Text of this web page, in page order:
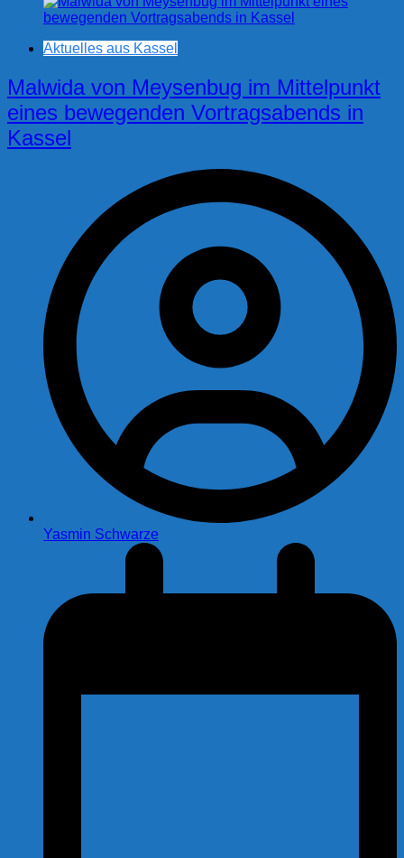
Aktuelles aus Kassel
Malwida von Meysenbug im Mittelpunkt
eines bewegenden Vortragsabends in
Kassel
Yasmin Schwarze